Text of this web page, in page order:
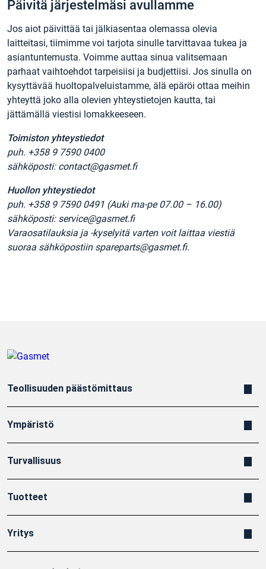
Päivitä järjestelmäsi avullamme
Jos aiot päivittää tai jälkiasentaa olemassa olevia
laitteitasi, tiimimme voi tarjota sinulle tarvittavaa tukea ja
asiantuntemusta. Voimme auttaa sinua valitsemaan
parhaat vaihtoehdot tarpeisiisi ja budjettiisi. Jos sinulla on
kysyttävää huoltopalveluistamme, älä epäröi ottaa meihin
yhteyttä joko alla olevien yhteystietojen kautta, tai
jättämällä viestisi lomakkeeseen.
Toimiston yhteystiedot
puh. +358 9 7590 0400
sähköposti: contact@gasmet.fi
Huollon yhteystiedot
puh. +358 9 7590 0491 (Auki ma-pe 07.00 – 16.00)
sähköposti: service@gasmet.fi
Varaosatilauksia ja -kyselyitä varten voit laittaa viestiä
suoraa sähköpostiin spareparts@gasmet.fi.
Teollisuuden päästömittaus
Ympäristö
Turvallisuus
Tuotteet
Yritys